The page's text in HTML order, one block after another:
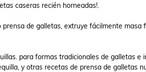
caseras recién horneadas!.
de galletas, extruye fácilmente masa
para formas tradicionales de galletas e
y otras recetas de prensa de galletas